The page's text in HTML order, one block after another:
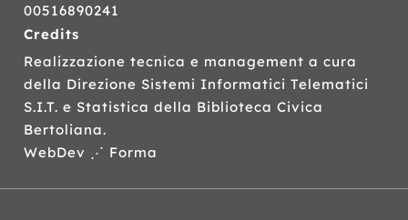
00516890241
Credits
Realizzazione tecnica e management a cura
della Direzione Sistemi Informatici Telematici
S.I.T. e Statistica della Biblioteca Civica
Bertoliana.
WebDev ⋰ Forma